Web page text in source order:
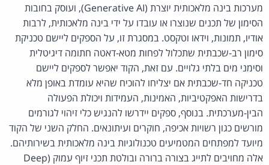
מערכות בינה מלאכותית יוצרת (Generative AI), ועוסק בחובות
הסימון של תכנים שנוצרו או עובדו על ידי בינה מלאכותית, לרבות
אודיו, תמונות, וידאו וטקסט. במסגרת זו, על הספקים ליישם טכניקת
סימון רב-שכבתית שתכלול לפחות מטא-דאטה חתומה דיגיטלית
וסימני מים בלתי גלויים. עם זאת, הקוד יאפשר לספקים ליישם
טכניקה חד-שכבתית אם יצליחו להוכיח שהיא עומדת באופן מלא
בדרישות האפקטיביות, האמינות, העמידות ויכולת הפעולה
הבין-מערכתית. בנוסף, ספקים יידרשו להנגיש כלי זיהוי לגורמים
מורשים כגון רשויות אכיפה, חוקרים ועיתונאים. החלק השני של הקוד
מיועד למפתחים המטמיעים טכנולוגיות בינה מלאכותית בשירותיהם.
אלה מחויבים לתייג בצורה ברורה ובולטת תכני זיוף עמוק (Deep